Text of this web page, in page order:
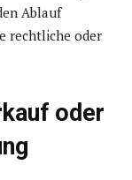
Ablauf
rechtliche oder
oder